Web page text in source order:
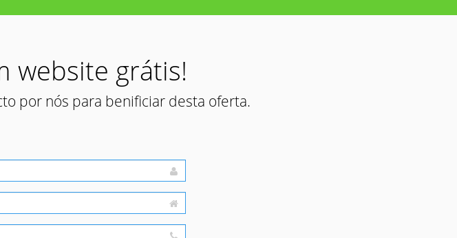
website grátis!
por nós para benificiar desta oferta.